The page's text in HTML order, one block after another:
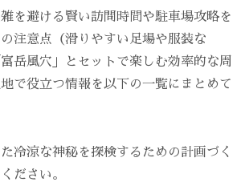
を避ける賢い訪問時間や駐車場攻略を
注意点（滑りやすい足場や服装な
岳風穴」とセットで楽しむ効率的な周
で役立つ情報を以下の一覧にまとめて
冷涼な神秘を探検するための計画づく
ださい。